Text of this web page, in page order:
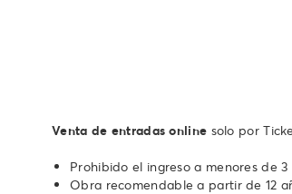
Venta de entradas online solo por
Prohibido el ingreso a menores de 3
Obra recomendable a partir de 12